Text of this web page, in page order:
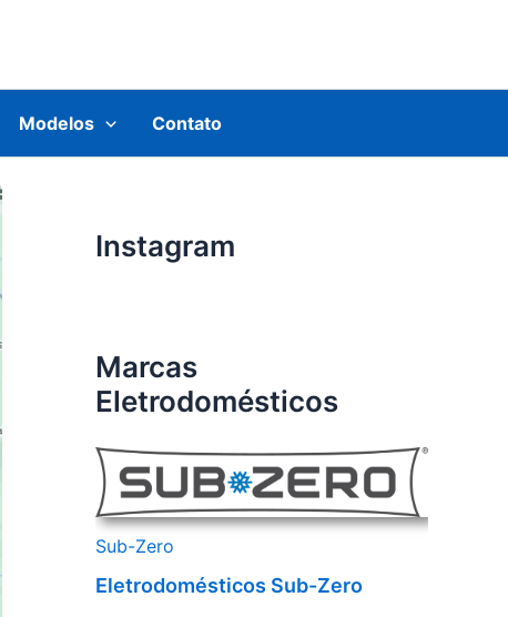
Modelos Contato
Instagram
Marcas
Eletrodomésticos
Sub-Zero
Eletrodomésticos Sub-Zero